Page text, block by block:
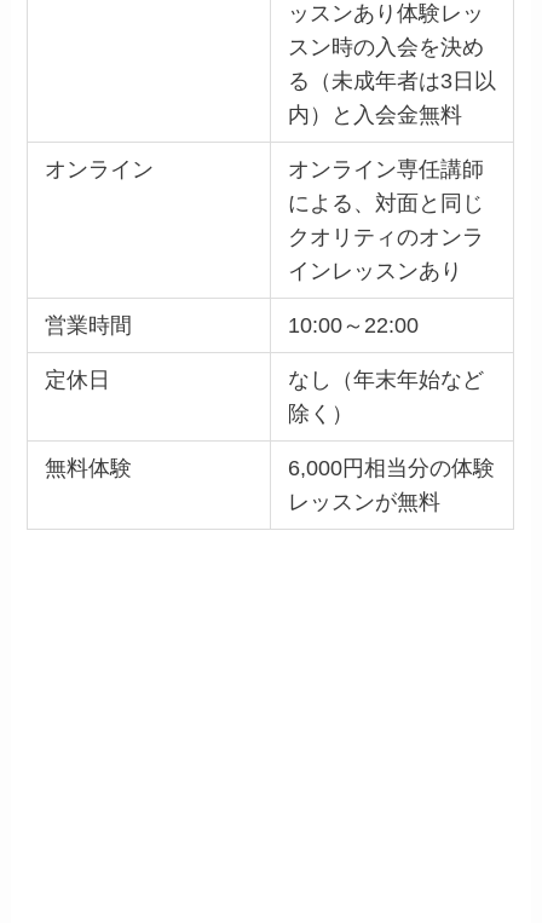
ッスンあり体験レッ
スン時の入会を決め
る（未成年者は3日以
内）と入会金無料
オンライン
オンライン専任講師
による、対面と同じ
クオリティのオンラ
インレッスンあり
営業時間 10:00～22:00
定休日
なし（年末年始など
除く）
無料体験
6,000円相当分の体験
レッスンが無料